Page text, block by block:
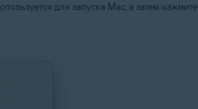
для запуска Mac, а затем нажмите